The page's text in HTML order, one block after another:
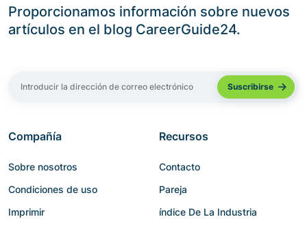
Proporcionamos información sobre nuevos
artículos en el blog CareerGuide24.
Compañía
Sobre nosotros
Condiciones de uso
Imprimir
Recursos
Contacto
Pareja
índice De La Industria